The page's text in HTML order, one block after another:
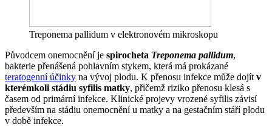
Treponema pallidum v elektronovém mikroskopu
Původcem onemocnění je spirocheta Treponema pallidum,
bakterie přenášená pohlavním stykem, která má prokázané
teratogenní účinky na vývoj plodu. K přenosu infekce může dojít v
kterémkoli stádiu syfilis matky, přičemž riziko přenosu klesá s
časem od primární infekce. Klinické projevy vrozené syfilis závisí
především na stádiu onemocnění u matky a na gestačním stáří plodu
v době infekce.